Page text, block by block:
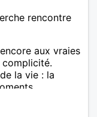
rencontre
aux vraies
la vie : la